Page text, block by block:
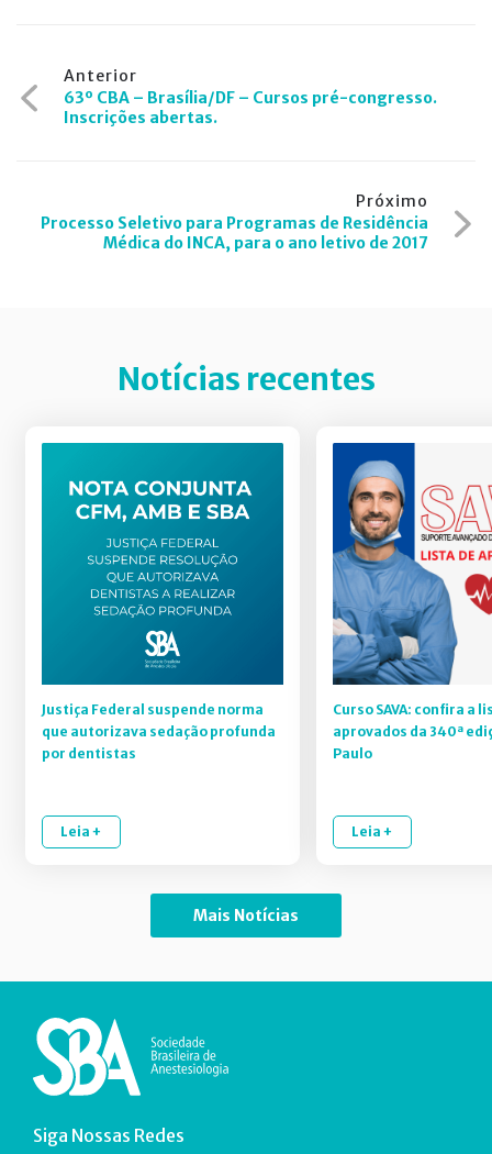
Navegação
de
Anterior
63º CBA – Brasília/DF – Cursos pré-congresso.
Inscrições abertas.
Próximo
Processo Seletivo para Programas de Residência
Médica do INCA, para o ano letivo de 2017
Notícias recentes
Justiça Federal suspende norma
que autorizava sedação profunda
por dentistas
Leia +
Curso SAVA: confira a
aprovados da 340ª
Paulo
Leia +
Mais Notícias
Siga Nossas Redes